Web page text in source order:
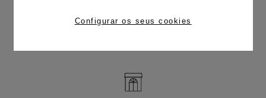
Configurar os seus cookies
TROCAS E DEVOLUÇÕES